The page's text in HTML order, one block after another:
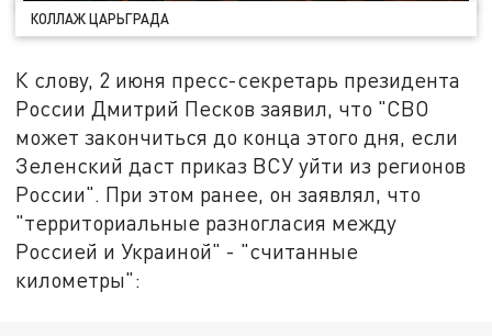
КОЛЛАЖ ЦАРЬГРАДА
К слову, 2 июня пресс-секретарь президента
России Дмитрий Песков заявил, что "СВО
может закончиться до конца этого дня, если
Зеленский даст приказ ВСУ уйти из регионов
России". При этом ранее, он заявлял, что
"территориальные разногласия между
Россией и Украиной" - "считанные
километры":